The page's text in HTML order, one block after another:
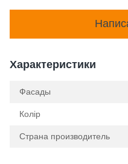
Характеристики
Фасады
Колір
Страна производитель